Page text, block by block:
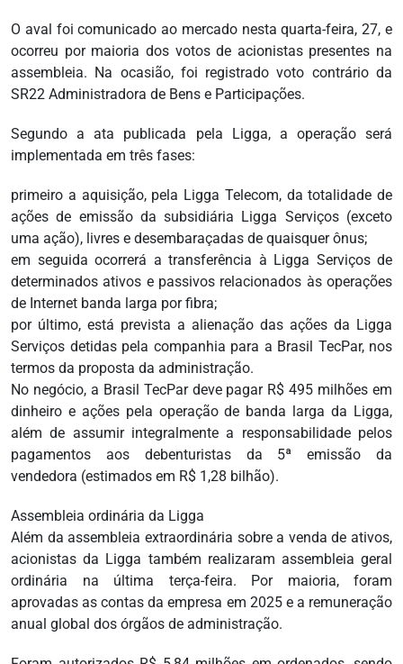
O aval foi comunicado ao mercado nesta quarta-feira, 27, e
ocorreu por maioria dos votos de acionistas presentes na
assembleia. Na ocasião, foi registrado voto contrário da
SR22 Administradora de Bens e Participações.
Segundo a ata publicada pela Ligga, a operação será
implementada em três fases:
primeiro a aquisição, pela Ligga Telecom, da totalidade de
ações de emissão da subsidiária Ligga Serviços (exceto
uma ação), livres e desembaraçadas de quaisquer ônus;
em seguida ocorrerá a transferência à Ligga Serviços de
determinados ativos e passivos relacionados às operações
de Internet banda larga por fibra;
por último, está prevista a alienação das ações da Ligga
Serviços detidas pela companhia para a Brasil TecPar, nos
termos da proposta da administração.
No negócio, a Brasil TecPar deve pagar R$ 495 milhões em
dinheiro e ações pela operação de banda larga da Ligga,
além de assumir integralmente a responsabilidade pelos
pagamentos aos debenturistas da 5ª emissão da
vendedora (estimados em R$ 1,28 bilhão).
Assembleia ordinária da Ligga
Além da assembleia extraordinária sobre a venda de ativos,
acionistas da Ligga também realizaram assembleia geral
ordinária na última terça-feira. Por maioria, foram
aprovadas as contas da empresa em 2025 e a remuneração
anual global dos órgãos de administração.